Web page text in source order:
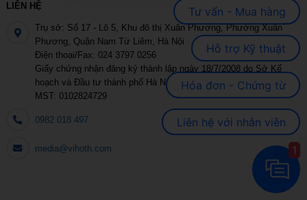
LIÊN HỆ
Trụ sở: Số 17 - Lô 5, Khu đô thị Xuân Phương, Phường Xuân
Phương, Quận Nam Từ Liêm, Hà Nội
Điện thoại/Fax: 024 3797 0256
Giấy chứng nhận đăng ký thành lập ngày 18/7/2008 do Sở Kế
hoạch và Đầu tư thành phố Hà Nội cấp
MST: 0102824729
0982 018 497
media@vihoth.com
Tư vấn - Mua hàng
Hỗ trợ Kỹ thuật
Hóa đơn - Chứng từ
Liên hệ với nhân viên
1